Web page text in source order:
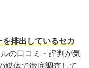
排出しているセカ
の口コミ・評判が気